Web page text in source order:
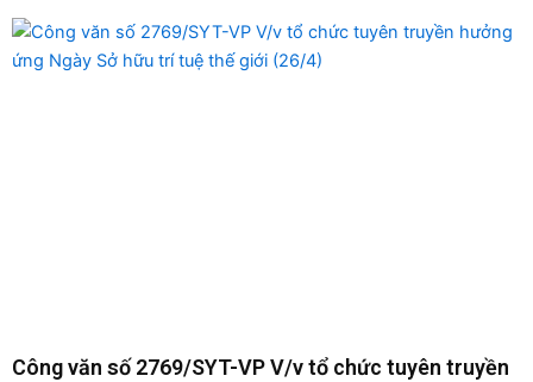
Công văn số 2769/SYT-VP V/v tổ chức tuyên truyền